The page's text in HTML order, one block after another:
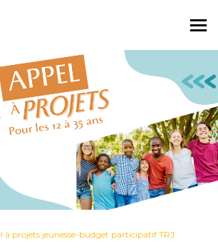
à projets jeunesse-budget participatif TRJ